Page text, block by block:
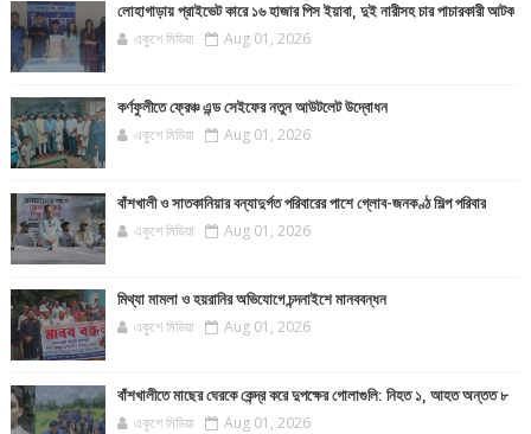
লোহাগাড়ায় প্রাইভেট কারে ১৬ হাজার পিস ইয়াবা, দুই নারীসহ চার পাচারকারী আটক
একুশে মিডিয়া Aug 01, 2026
কর্ণফুলীতে ফ্রেঞ্চ এন্ড সেইফের নতুন আউটলেট উদ্বোধন
একুশে মিডিয়া Aug 01, 2026
বাঁশখালী ও সাতকানিয়ার বন্যাদুর্গত পরিবারের পাশে গ্লোব-জনকণ্ঠ শিল্প পরিবার
একুশে মিডিয়া Aug 01, 2026
মিথ্যা মামলা ও হয়রানির অভিযোগে চন্দনাইশে মানববন্ধন
একুশে মিডিয়া Aug 01, 2026
বাঁশখালীতে মাছের ঘেরকে কেন্দ্র করে দুপক্ষের গোলাগুলি: নিহত ১, আহত অন্তত ৮
একুশে মিডিয়া Aug 01, 2026